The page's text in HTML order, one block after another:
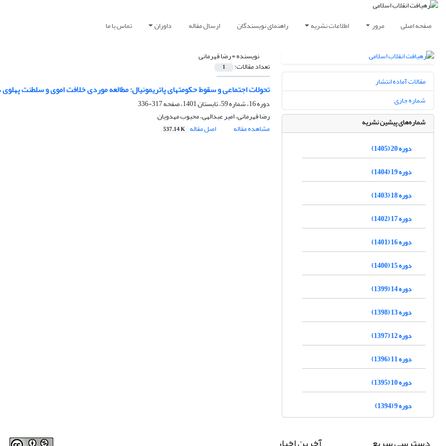
صفحه اصلی مرور اطلاعات نشریه راهنمای نویسندگان ارسال مقاله داوران تماس با ما
نویسنده =رضا قهرمانی
تعداد مقالات: 1
تحولات اجتماعی و سقوط حکومت‏های پاتریمونیال: مطالعه‏ موردی خلافت اموی و سلطنت
دوره 16، شماره 59، تابستان 1401، صفحه
317-336
رضا قهرمانی، امیر عبدالهی، محبوب مهدویان
مشاهده مقاله
اصل مقاله 537.14 K
مقالات آماده انتشار
شماره جاری
شماره‌های پیشین نشریه
دوره 20 (1405)
دوره 19 (1404)
دوره 18 (1403)
دوره 17 (1402)
دوره 16 (1401)
دوره 15 (1400)
دوره 14 (1399)
دوره 13 (1398)
دوره 12 (1397)
دوره 11 (1396)
دوره 10 (1395)
دوره 9 (1394)